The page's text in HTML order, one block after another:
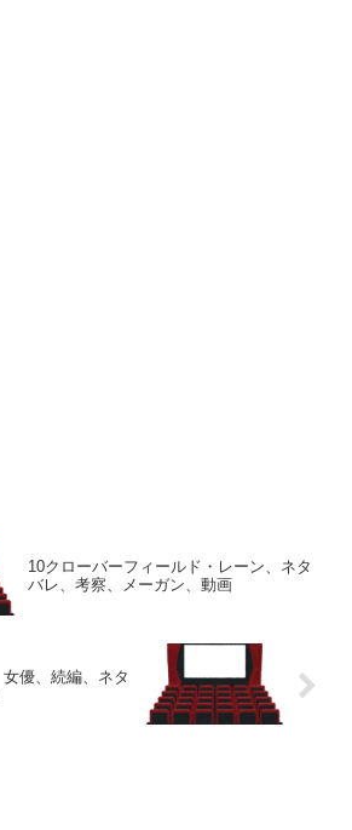
10クローバーフィールド・レーン、ネタ
バレ、考察、メーガン、動画
優、続編、ネタ